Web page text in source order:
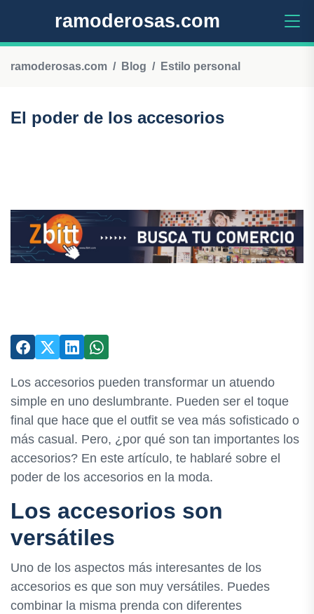
ramoderosas.com
ramoderosas.com Blog Estilo personal
El poder de los accesorios
Los accesorios pueden transformar un atuendo
simple en uno deslumbrante. Pueden ser el toque
final que hace que el outfit se vea más sofisticado o
más casual. Pero, ¿por qué son tan importantes los
accesorios? En este artículo, te hablaré sobre el
poder de los accesorios en la moda.
Los accesorios son
versátiles
Uno de los aspectos más interesantes de los
accesorios es que son muy versátiles. Puedes
combinar la misma prenda con diferentes